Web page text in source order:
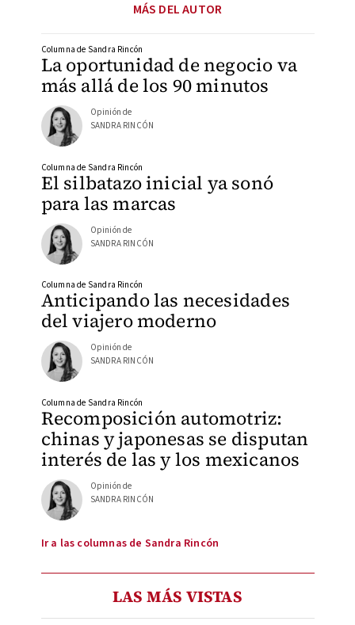
MÁS DEL AUTOR
La oportunidad de negocio va
más allá de los 90 minutos
Columna de Sandra Rincón
Opinión de
SANDRA RINCÓN
El silbatazo inicial ya sonó
para las marcas
Columna de Sandra Rincón
Opinión de
SANDRA RINCÓN
Anticipando las necesidades
del viajero moderno
Columna de Sandra Rincón
Opinión de
SANDRA RINCÓN
Recomposición automotriz:
chinas y japonesas se disputan
interés de las y los mexicanos
Columna de Sandra Rincón
Opinión de
SANDRA RINCÓN
Ir a las columnas de Sandra Rincón
LAS MÁS VISTAS